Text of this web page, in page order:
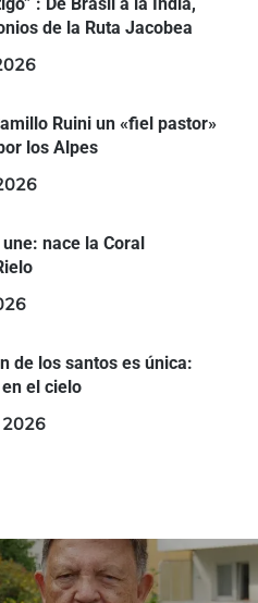
de la Ruta Jacobea
Ruini un «fiel pastor»
los Alpes
nace la Coral
de los santos es única:
el cielo
2026